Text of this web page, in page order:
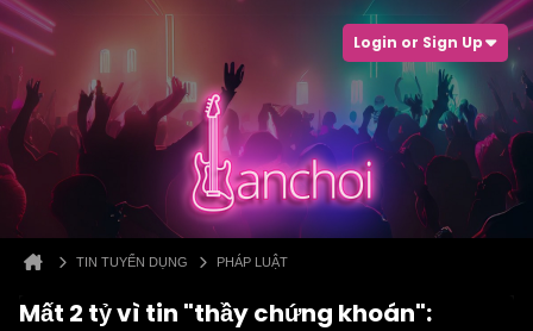
Login or Sign Up
TIN TUYỂN DỤNG PHÁP LUẬT
Mất 2 tỷ vì tin "thầy chứng khoán":